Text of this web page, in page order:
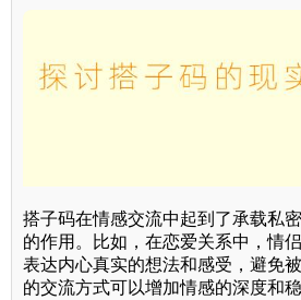
搭子码在情感交流中起到了承载私
的作用。比如，在恋爱关系中，情
表达内心真实的想法和感受，避免
的交流方式可以增加情感的深度和